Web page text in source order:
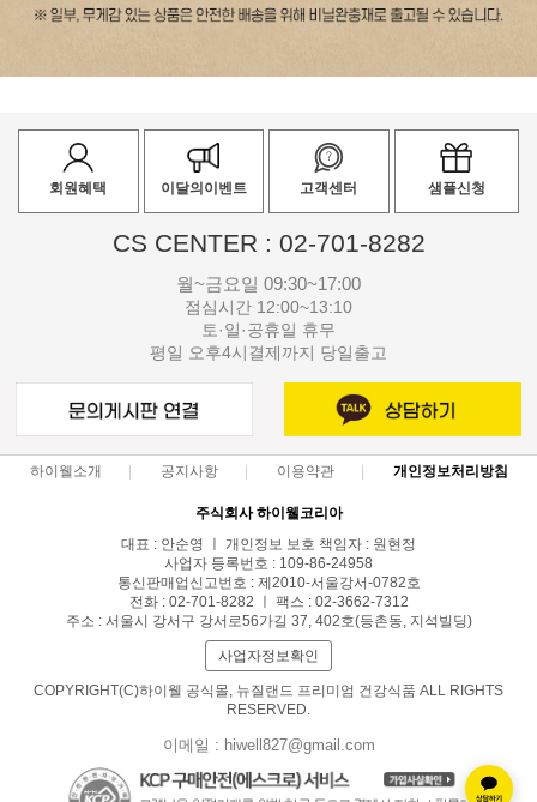
회원혜택 이달의이벤트 고객센터 샘플신청
CS CENTER : 02-701-8282
월~금요일 09:30~17:00
점심시간 12:00~13:10
토·일·공휴일 휴무
평일 오후4시결제까지 당일출고
하이웰소개 공지사항 이용약관 개인정보처리방침
주식회사 하이웰코리아
대표 : 안순영 ㅣ 개인정보 보호 책임자 : 원현정
사업자 등록번호 : 109-86-24958
통신판매업신고번호 : 제2010-서울강서-0782호
전화 : 02-701-8282 ㅣ 팩스 : 02-3662-7312
주소 : 서울시 강서구 강서로56가길 37, 402호(등촌동, 지석빌딩)
사업자정보확인
COPYRIGHT(C)하이웰 공식몰, 뉴질랜드 프리미엄 건강식품 ALL RIGHTS
RESERVED.
이메일 : hiwell827@gmail.com